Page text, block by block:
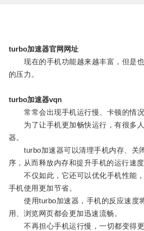
turbo加速器官网网址
现在的手机功能越来越丰富，但是也
的压力。
turbo加速器vqn
常常会出现手机运行慢、卡顿的情况
为了让手机更加畅快运行，有很多人
器。
turbo加速器可以清理手机内存、关
序，从而释放内存和提升手机的运行速度
不仅如此，它还可以优化手机性能，
手机使用更加节省。
使用turbo加速器，手机的反应速度
用、浏览网页都会更加迅速流畅。
不再担心手机运行慢，一切都变得更